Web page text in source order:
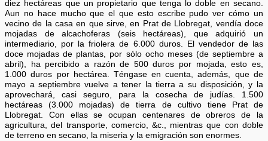
diez hectáreas que un propietario que tenga lo doble en secano.
Aun no hace mucho que el que esto escribe pudo ver cómo un
vecino de la casa en que sirve, en Prat de Llobregat, vendía doce
mojadas de alcachoferas (seis hectáreas), que adquirió un
intermediario, por la friolera de 6.000 duros. El vendedor de las
doce mojadas de plantas, por sólo ocho meses (de septiembre a
abril), ha percibido a razón de 500 duros por mojada, esto es,
1.000 duros por hectárea. Téngase en cuenta, además, que de
mayo a septiembre vuelve a tener la tierra a su disposición, y la
aprovechará, casi seguro, para la cosecha de judías. 1.500
hectáreas (3.000 mojadas) de tierra de cultivo tiene Prat de
Llobregat. Con ellas se ocupan centenares de obreros de la
agricultura, del transporte, comercio, &c., mientras que con doble
de terreno en secano, la miseria y la emigración son enormes.